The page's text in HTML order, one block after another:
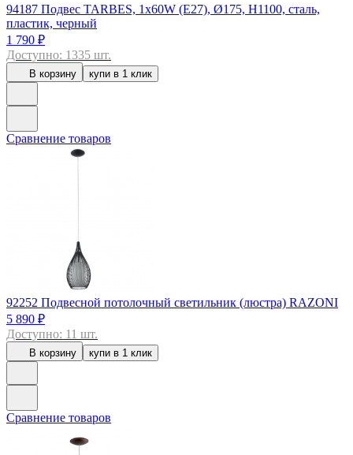
94187 Подвес TARBES, 1x60W (E27), Ø175, H1100, сталь,
пластик, черный
1 790 ₽
Доступно: 1335 шт.
В корзину купи в 1 клик
Сравнение товаров
92252 Подвесной потолочный светильник (люстра) RAZONI
5 890 ₽
Доступно: 11 шт.
В корзину купи в 1 клик
Сравнение товаров